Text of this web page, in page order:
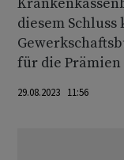
diesem
für die Prämien
29.08.2023 11:56